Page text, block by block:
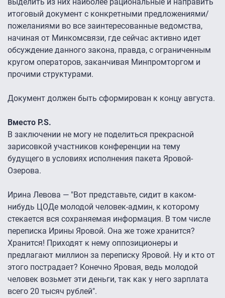
итоговый документ с конкретными предложениями/
пожеланиями во все заинтересованные ведомства,
начиная от Минкомсвязи, где сейчас активно идет
обсуждение данного закона, правда, с ограниченным
кругом операторов, заканчивая Минпромторгом и
прочими структурами.
Документ должен быть сформирован к концу августа.
Вместо P.S.
В заключении не могу не поделиться прекрасной
зарисовкой участников конференции на тему
будущего в условиях исполнения пакета Яровой-
Озерова.
Ирина Левова — "Вот представьте, сидит в каком-
нибудь ЦОДе молодой человек-админ, к которому
стекается вся сохраняемая информация. В том числе
переписка Ирины Яровой. Она же тоже хранится?
Хранится! Приходят к нему оппозиционеры и
предлагают миллион за переписку Яровой. Ну и кто от
этого пострадает? Конечно Яровая, ведь молодой
человек возьмет эти деньги, так как у него зарплата
всего 20 тысяч рублей".